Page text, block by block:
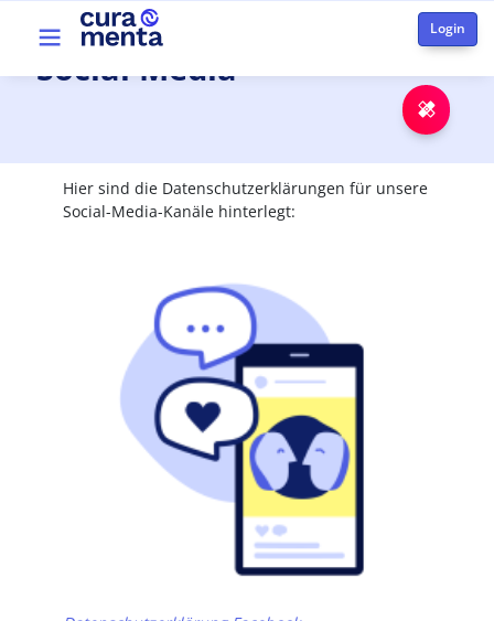
Skip to main content
Top menu
Social Media
Hier sind die Datenschutzerklärungen für unsere
Social-Media-Kanäle hinterlegt: